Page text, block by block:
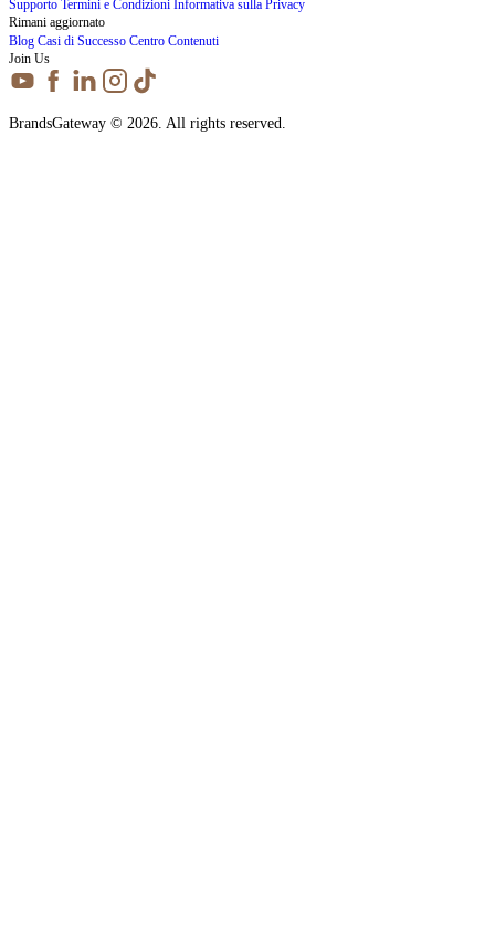
Supporto Termini e Condizioni Informativa sulla Privacy
Rimani aggiornato
Blog Casi di Successo Centro Contenuti
Join Us
BrandsGateway © 2026. All rights reserved.